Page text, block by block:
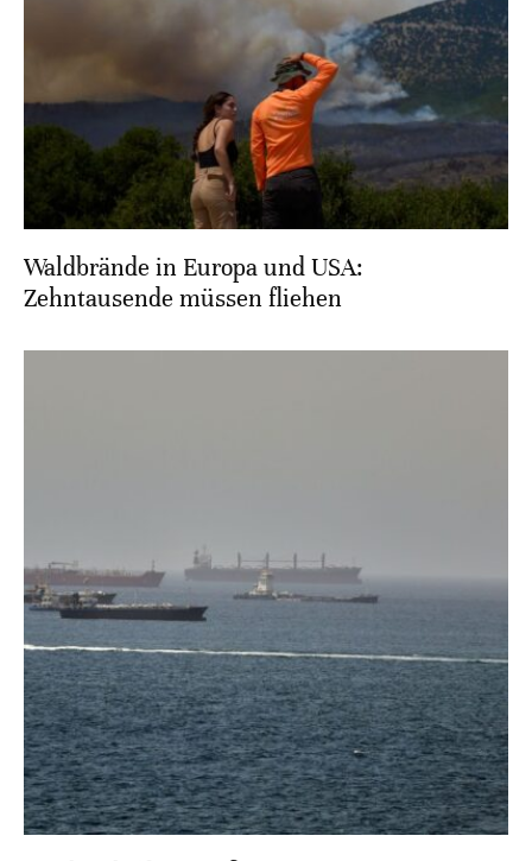
Waldbrände in Europa und USA:
Zehntausende müssen fliehen